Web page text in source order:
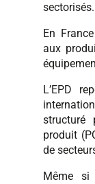
sectorisés.
En
aux
L’EPD
structuré
produit
de
Même si